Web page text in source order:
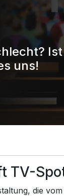
uns!
TV-
die vom